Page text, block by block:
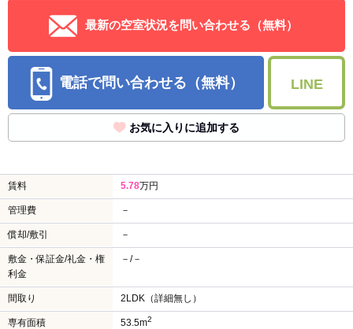
最新の空室状況を問い合わせる（無料）
電話で問い合わせる（無料） LINE
お気に入りに追加する
賃料 5.78万円
管理費 －
償却/敷引 －
敷金・保証金/礼金・権
利金
－/－
間取り 2LDK（詳細無し）
専有面積 53.5m2